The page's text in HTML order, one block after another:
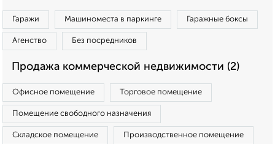
Гаражи Машиноместа в паркинге Гаражные боксы
Агенство Без посредников
Продажа коммерческой недвижимости (2)
Офисное помещение Торговое помещение
Помещение свободного назначения
Складское помещение Производственное помещение